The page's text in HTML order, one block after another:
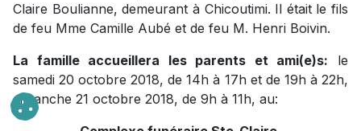
Claire Boulianne, demeurant à Chicoutimi. Il était le fils
de feu Mme Camille Aubé et de feu M. Henri Boivin.
La famille accueillera les parents et ami(e)s: le
samedi 20 octobre 2018, de 14h à 17h et de 19h à 22h,
dimanche 21 octobre 2018, de 9h à 11h, au: